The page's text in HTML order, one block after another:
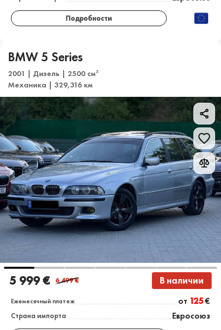
Подробности
BMW 5 Series
2001 | Дизель | 2500 см3
Механика | 329,316 км
5 999 € 6 499€ В наличии
Ежемесячный платеж от 125€
Страна импорта Евросоюз